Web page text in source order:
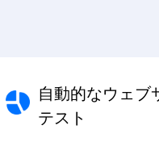
自動的なウェブ
テスト